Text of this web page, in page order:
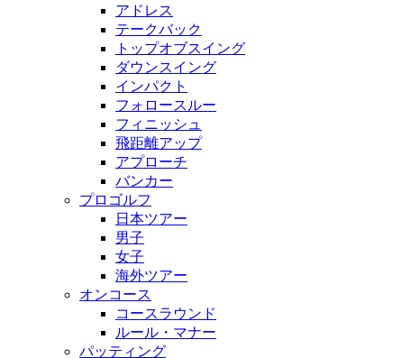
アドレス
テークバック
トップオブスイング
ダウンスイング
インパクト
フォロースルー
フィニッシュ
飛距離アップ
アプローチ
バンカー
プロゴルフ
日本ツアー
男子
女子
海外ツアー
オンコース
コースラウンド
ルール・マナー
パッティング